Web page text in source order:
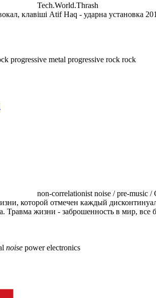
Tech.World.Thrash
клавіші Atif Haq - ударна установка
progressive metal progressive rock rock
non-correlationist noise / pre-music
которой отмечен каждый
Травма жизни - заброшенность в мир, все
noise power electronics